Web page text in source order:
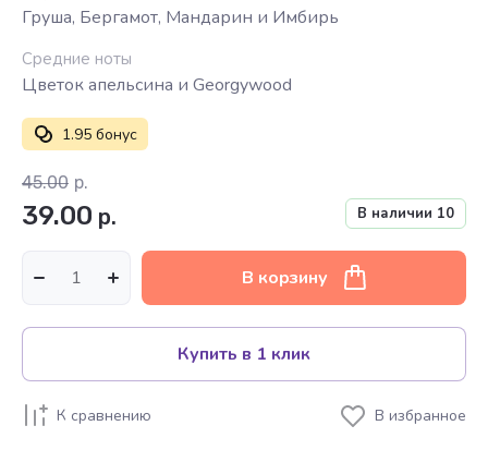
Груша, Бергамот, Мандарин и Имбирь
Средние ноты
Цветок апельсина и Georgywood
1.95 бонус
В наличии 10
45.00 р.
39.00 р.
В корзину
Купить в 1 клик
К сравнению В избранное